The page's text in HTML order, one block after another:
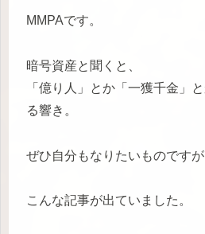
MMPAです。
暗号資産と聞くと、
「億り人」とか「一獲千金」
る響き。
ぜひ自分もなりたいものです
こんな記事が出ていました。